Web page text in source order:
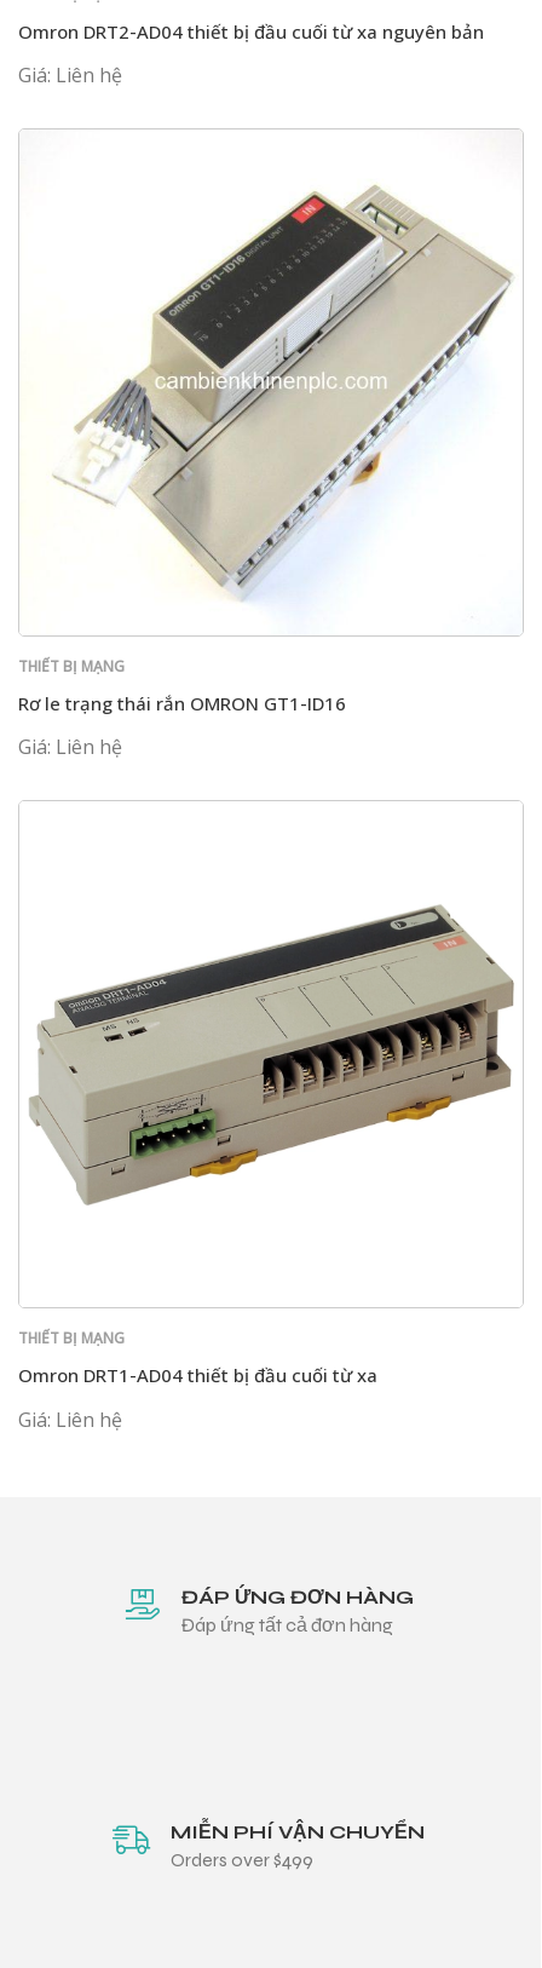
Omron DRT2-AD04 thiết bị đầu cuối từ xa nguyên bản
Giá: Liên hệ
THIẾT BỊ MẠNG
Rơ le trạng thái rắn OMRON GT1-ID16
Giá: Liên hệ
THIẾT BỊ MẠNG
Omron DRT1-AD04 thiết bị đầu cuối từ xa
Giá: Liên hệ
ĐÁP ỨNG ĐƠN HÀNG
Đáp ứng tất cả đơn hàng
MIỄN PHÍ VẬN CHUYỂN
Orders over $499